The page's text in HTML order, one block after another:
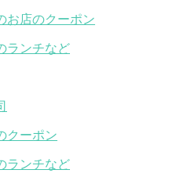
お店のクーポン
ランチなど
クーポン
ランチなど